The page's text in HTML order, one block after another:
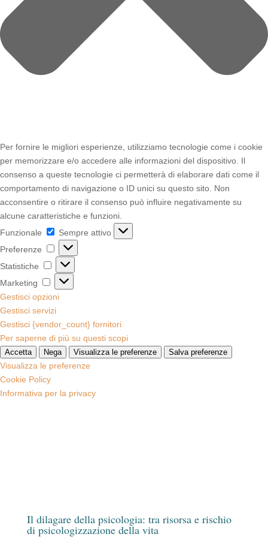
Per fornire le migliori esperienze, utilizziamo tecnologie come i cookie
per memorizzare e/o accedere alle informazioni del dispositivo. Il
consenso a queste tecnologie ci permetterà di elaborare dati come il
comportamento di navigazione o ID unici su questo sito. Non
acconsentire o ritirare il consenso può influire negativamente su
alcune caratteristiche e funzioni.
Funzionale
Funzionale
Sempre attivo
Preferenze
Preferenze
Statistiche Statistiche
Marketing
Marketing
Gestisci opzioni
Gestisci servizi
Gestisci {vendor_count} fornitori
Per saperne di più su questi scopi
Accetta Nega Visualizza le preferenze Salva preferenze
Visualizza le preferenze
Cookie Policy
Informativa per la privacy
Il dilagare della psicologia: tra risorsa e rischio
di psicologizzazione della vita